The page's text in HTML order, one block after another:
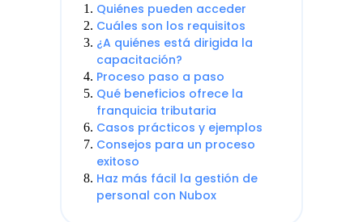
Quiénes pueden acceder
Cuáles son los requisitos
¿A quiénes está dirigida la
capacitación?
Proceso paso a paso
Qué beneficios ofrece la
franquicia tributaria
Casos prácticos y ejemplos
Consejos para un proceso
exitoso
Haz más fácil la gestión de
personal con Nubox